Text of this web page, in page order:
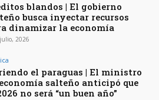
blandos | El gobierno
busca inyectar recursos
dinamizar la economía
2026
el paraguas | El ministro
salteño anticipó que
no será “un buen año”